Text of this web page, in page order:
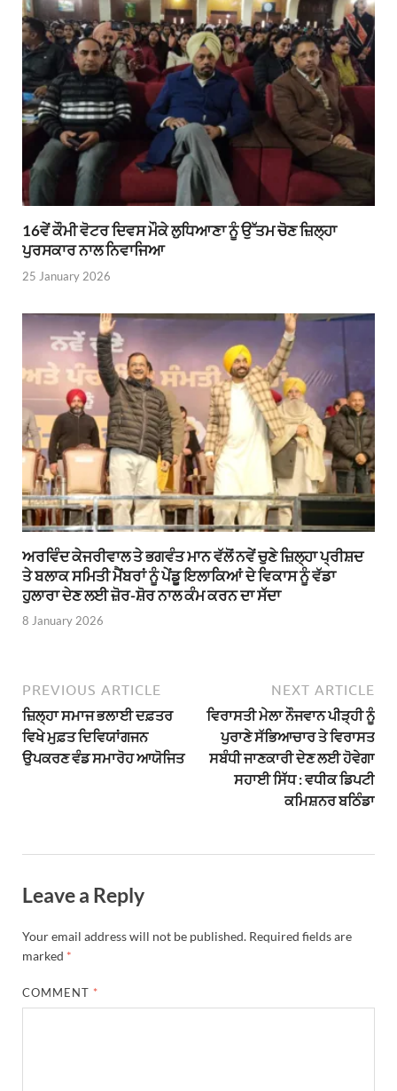
16ਵੇਂ ਕੌਮੀ ਵੋਟਰ ਦਿਵਸ ਮੌਕੇ ਲੁਧਿਆਣਾ ਨੂੰ ਉੱਤਮ ਚੋਣ ਜ਼ਿਲ੍ਹਾ
ਪੁਰਸਕਾਰ ਨਾਲ ਨਿਵਾਜਿਆ
25 January 2026
ਅਰਵਿੰਦ ਕੇਜਰੀਵਾਲ ਤੇ ਭਗਵੰਤ ਮਾਨ ਵੱਲੋਂ ਨਵੇਂ ਚੁਣੇ ਜ਼ਿਲ੍ਹਾ ਪ੍ਰੀਸ਼ਦ
ਤੇ ਬਲਾਕ ਸਮਿਤੀ ਮੈਂਬਰਾਂ ਨੂੰ ਪੇਂਡੂ ਇਲਾਕਿਆਂ ਦੇ ਵਿਕਾਸ ਨੂੰ ਵੱਡਾ
ਹੁਲਾਰਾ ਦੇਣ ਲਈ ਜ਼ੋਰ-ਸ਼ੋਰ ਨਾਲ ਕੰਮ ਕਰਨ ਦਾ ਸੱਦਾ
8 January 2026
PREVIOUS ARTICLE
ਜ਼ਿਲ੍ਹਾ ਸਮਾਜ ਭਲਾਈ ਦਫ਼ਤਰ
ਵਿਖੇ ਮੁਫ਼ਤ ਦਿਵਿਯਾਂਗਜਨ
ਉਪਕਰਣ ਵੰਡ ਸਮਾਰੋਹ ਆਯੋਜਿਤ
NEXT ARTICLE
ਵਿਰਾਸਤੀ ਮੇਲਾ ਨੌਜਵਾਨ ਪੀੜ੍ਹੀ ਨੂੰ
ਪੁਰਾਣੇ ਸੱਭਿਆਚਾਰ ਤੇ ਵਿਰਾਸਤ
ਸਬੰਧੀ ਜਾਣਕਾਰੀ ਦੇਣ ਲਈ ਹੋਵੇਗਾ
ਸਹਾਈ ਸਿੱਧ : ਵਧੀਕ ਡਿਪਟੀ
ਕਮਿਸ਼ਨਰ ਬਠਿੰਡਾ
Leave a Reply
Your email address will not be published. Required fields are
marked *
COMMENT *